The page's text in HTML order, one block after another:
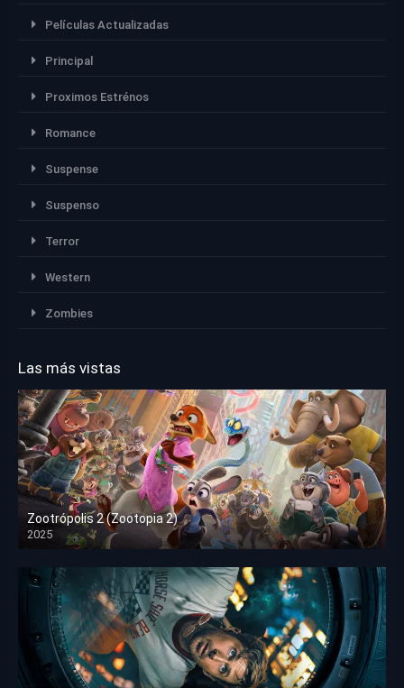
Películas Actualizadas
Principal
Proximos Estrénos
Romance
Suspense
Suspenso
Terror
Western
Zombies
Las más vistas
Zootrópolis 2 (Zootopia 2)
2025
HD 1080p